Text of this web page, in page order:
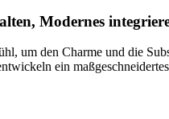
Modernes
um den Charme und die
ein